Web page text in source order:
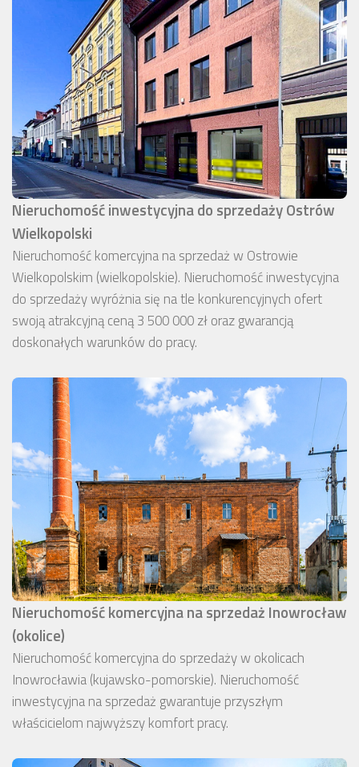
Nieruchomość inwestycyjna do sprzedaży Ostrów
Wielkopolski
Nieruchomość komercyjna na sprzedaż w Ostrowie
Wielkopolskim (wielkopolskie). Nieruchomość inwestycyjna
do sprzedaży wyróżnia się na tle konkurencyjnych ofert
swoją atrakcyjną ceną 3 500 000 zł oraz gwarancją
doskonałych warunków do pracy.
Nieruchomość komercyjna na sprzedaż Inowrocław
(okolice)
Nieruchomość komercyjna do sprzedaży w okolicach
Inowrocławia (kujawsko-pomorskie). Nieruchomość
inwestycyjna na sprzedaż gwarantuje przyszłym
właścicielom najwyższy komfort pracy.